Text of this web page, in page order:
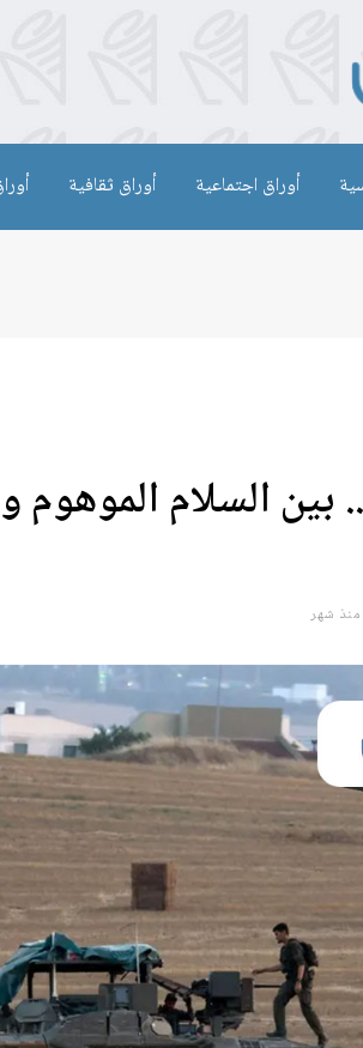
أوراق اجتماعية أوراق ثقافية
السلام الموهوم
شهر